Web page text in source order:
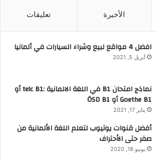
الأخيرة تعليقات
افضل 4 مواقع لبيع وشراء السيارات في ألمانيا
أبريل 5, 2021
نماذج امتحان B1 في اللغة الالمانية :telc B1 أو
Goethe B1 أو ÖSD B1
يناير 17, 2021
أفضل قنوات يوتيوب لتعلم اللغة الألمانية من
صفر حتى الأحتراف
يونيو 18, 2020